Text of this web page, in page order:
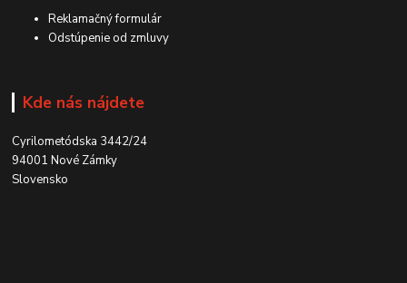
Reklamačný formulár
Odstúpenie od zmluvy
Kde nás nájdete
Cyrilometódska 3442/24
94001 Nové Zámky
Slovensko